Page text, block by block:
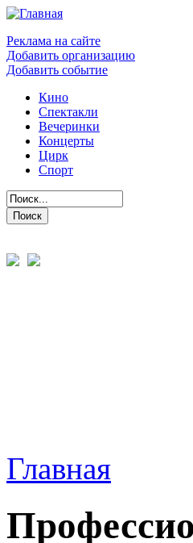
Реклама на сайте
Добавить организацию
Добавить событие
Кино
Спектакли
Вечеринки
Концерты
Цирк
Спорт
Главная